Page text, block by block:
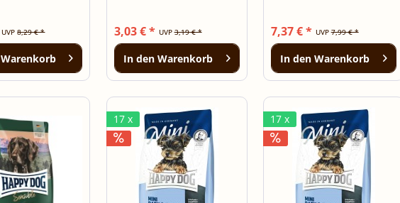
UVP8,29 € *
Warenkorb
UVP3,19 € *
3,03 € *
In den Warenkorb
UVP7,99 € *
7,37 € *
In den Warenkorb
17 x 17 x